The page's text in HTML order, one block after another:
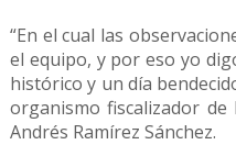
“En el cual las
el equipo, y por eso yo
histórico y un día
organismo fiscalizador de
Andrés Ramírez Sánchez.